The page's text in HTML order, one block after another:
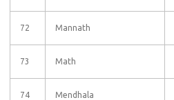
72 Mannath
73 Math
74 Mendhala